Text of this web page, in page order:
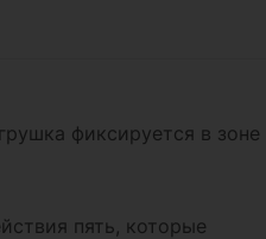
фиксируется в зоне
пять, которые